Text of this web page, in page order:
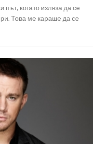
път, когато изляза да се
Това ме караше да се